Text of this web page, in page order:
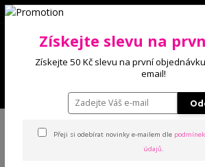
Získejte slevu na
Získejte 50 Kč slevu na první
email!
Přeji si odebírat novinky e-mailem dle
údajů.